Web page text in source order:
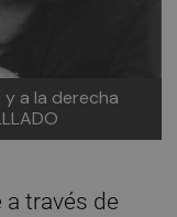
y a la derecha
través de